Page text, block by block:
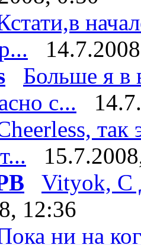
Больше я в
с...
Vityok, С
12:36
ни на